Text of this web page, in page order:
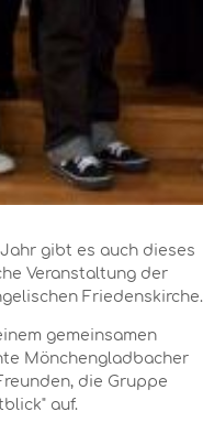
gibt es auch dieses
Veranstaltung der
Friedenskirche.
gemeinsamen
Mönchengladbacher
die Gruppe
auf.